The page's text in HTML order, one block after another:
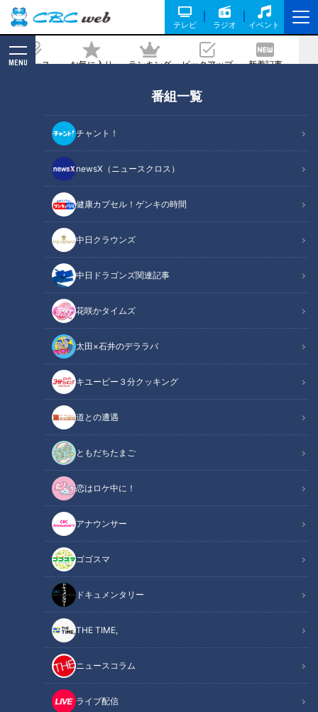
テレビ ラジオ イベント
ニュース お気に入り ランキング ピックアップ 新着記事
MENU
番組一覧
チャント！
newsX（ニュースクロス）
健康カプセル！ゲンキの時間
中日クラウンズ
中日ドラゴンズ関連記事
花咲かタイムズ
太田×石井のデララバ
キユーピー３分クッキング
道との遭遇
ともだちたまご
恋はロケ中に！
アナウンサー
ゴゴスマ
ドキュメンタリー
THE TIME,
ニュースコラム
ライブ配信
事罰盛り込む
2026/06/11 06:00
RadiChubu（ラジチューブ）
CBCラジオ #プラス！
理不尽な暴言や要求など客からの迷惑な行為、カスタマーハラ
スメント、いわゆるカスハラを防ぐため、三重県は全国で初め
て刑事罰を盛り込んだ条例を作ります。県が8日、最終案を公
表しました。9月の県議会に提案され、来年4月の施行を目指
します。三重県で罰則付きの条例を制定、いよいよカスハラは
犯罪と位置付けられるのでしょうか？6月9日放送の『ＣＢＣ
ラジオ ＃プラス！』では、西村俊仁アナウンサーがアディー
レ法律事務所の正木裕美弁護士にこの条例について尋ねます。
関連リンク この記事をradiko（ラジコ）で聴く
カスハラに初の刑事罰ありの条例
カスハラの線引きは？
全国に広がる？
オススメ関連コンテンツ
カスハラに初の刑事罰ありの条例
西村「地元・三重県のニュースです。カスハラを防ぐために全
国ではじめて刑事罰を盛り込んだ条例を作る、となりました。